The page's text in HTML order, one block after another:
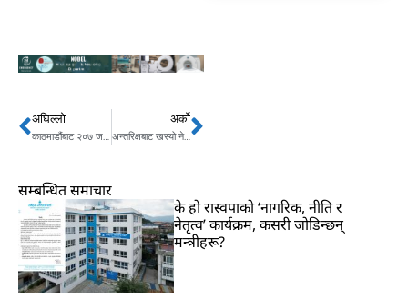
Prev
अघिल्लो
काठमाडौंबाट २०७ जना पाकेटमार पक्राउ, ४६ जना जेल चलान
अर्को
अन्तरिक्षबाट खस्‍यो नेपालको पहिलो स्याटेलाइटNext
सम्बन्धित समाचार
के हो रास्वपाको ‘नागरिक, नीति र
नेतृत्व’ कार्यक्रम, कसरी जोडिन्छन्
मन्त्रीहरू?